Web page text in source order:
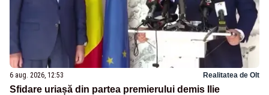
6 aug. 2026, 12:53 Realitatea de Olt
Sfidare uriașă din partea premierului demis Ilie